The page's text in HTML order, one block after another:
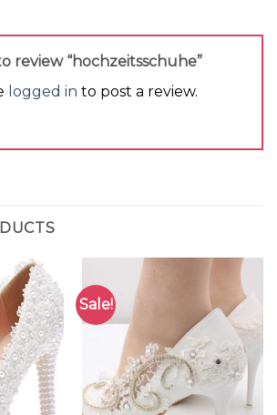
review “hochzeitsschuhe”
logged in to post a review.
Sale!